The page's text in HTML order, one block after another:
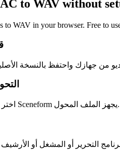
to WAV without
WAV in your browser. Free to
اختر تنسيق الإخراج ودع Sceneform يجهز الملف المحول.